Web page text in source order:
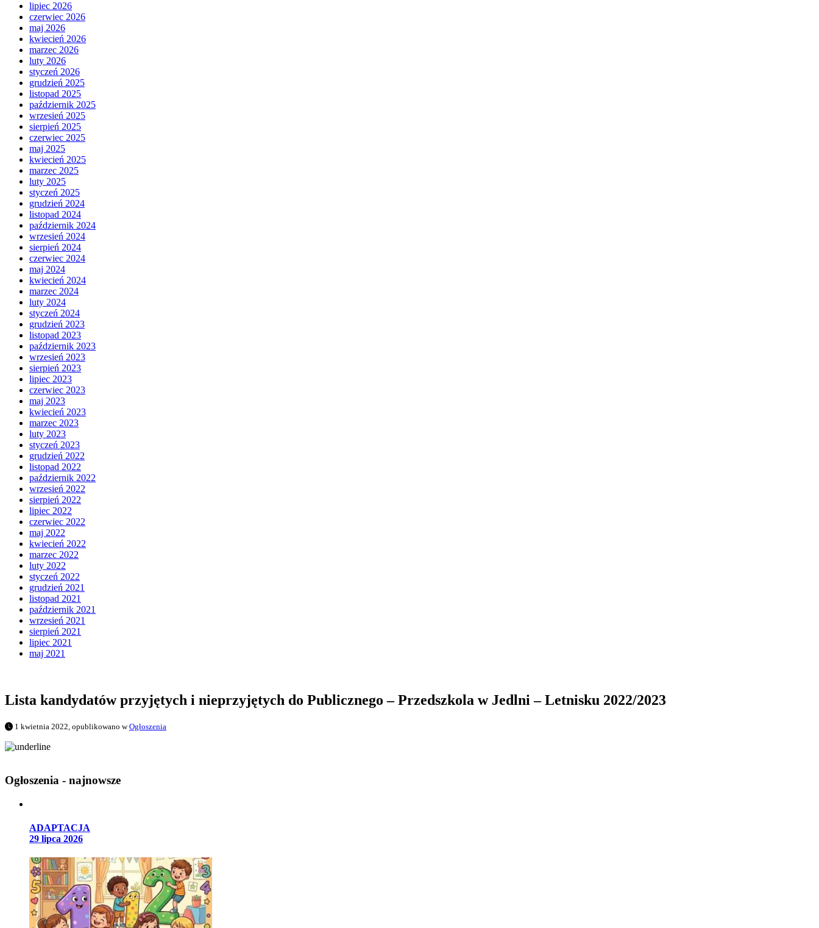
lipiec 2026
czerwiec 2026
maj 2026
kwiecień 2026
marzec 2026
luty 2026
styczeń 2026
grudzień 2025
listopad 2025
październik 2025
wrzesień 2025
sierpień 2025
czerwiec 2025
maj 2025
kwiecień 2025
marzec 2025
luty 2025
styczeń 2025
grudzień 2024
listopad 2024
październik 2024
wrzesień 2024
sierpień 2024
czerwiec 2024
maj 2024
kwiecień 2024
marzec 2024
luty 2024
styczeń 2024
grudzień 2023
listopad 2023
październik 2023
wrzesień 2023
sierpień 2023
lipiec 2023
czerwiec 2023
maj 2023
kwiecień 2023
marzec 2023
luty 2023
styczeń 2023
grudzień 2022
listopad 2022
październik 2022
wrzesień 2022
sierpień 2022
lipiec 2022
czerwiec 2022
maj 2022
kwiecień 2022
marzec 2022
luty 2022
styczeń 2022
grudzień 2021
listopad 2021
październik 2021
wrzesień 2021
sierpień 2021
lipiec 2021
maj 2021
Lista kandydatów przyjętych i nieprzyjętych do Publicznego – Przedszkola w Jedlni – Letnisku 2022/2023
1 kwietnia 2022, opublikowano wOgłoszenia
Ogłoszenia - najnowsze
ADAPTACJA
29 lipca 2026